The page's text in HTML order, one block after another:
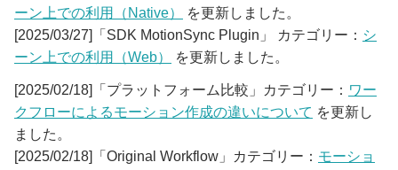
ーン上での利用（Native）
を更新しました。
[2025/03/27]「SDK MotionSync Plugin」 カテゴリー： シ
ーン上での利用（Web）
を更新しました。
[2025/02/18]「プラットフォーム比較」カテゴリー： ワー
クフローによるモーション作成の違いについて を更新し
ました。
[2025/02/18]「Original Workflow」カテゴリー： モーショ